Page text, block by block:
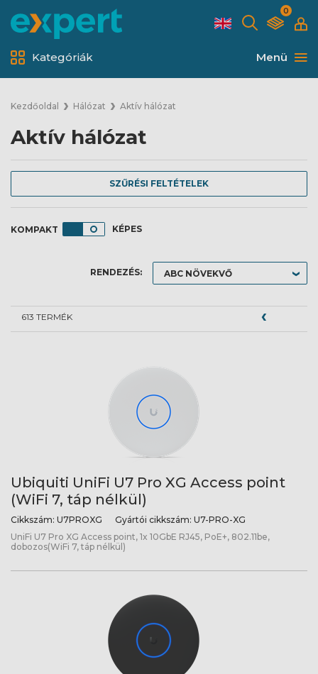
0
Menü
Kategóriák
Kezdőoldal Hálózat Aktív hálózat
Aktív hálózat
SZŰRÉSI FELTÉTELEK
KÉPES
RENDEZÉS:
613 TERMÉK
Ubiquiti UniFi U7 Pro XG Access point
(WiFi 7, táp nélkül)
Cikkszám: U7PROXG Gyártói cikkszám: U7-PRO-XG
UniFi U7 Pro XG Access point, 1x 10GbE RJ45, PoE+, 802.11be,
dobozos(WiFi 7, táp nélkül)